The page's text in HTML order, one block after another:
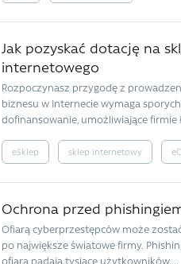
Jak pozyskać dotację na
internetowego
Rozpoczynasz przygodę z
biznesu w Internecie wymaga
dofinansowanie, umożliwiające firmie
eSklep sklep internetowy
Ochrona przed
Ofiarą cyberprzestępców może
po największe światowe firmy.
ofiarą padają tysiące użytkowników....